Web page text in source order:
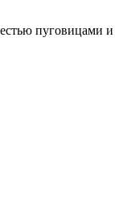
пуговицами